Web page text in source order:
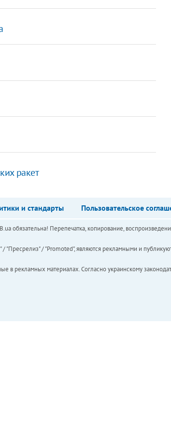
ракет
и стандарты Пользовательское
обязательна! Перепечатка, копирование,
/ "Promoted", являются рекламными и
в рекламных материалах. Согласно украинскому